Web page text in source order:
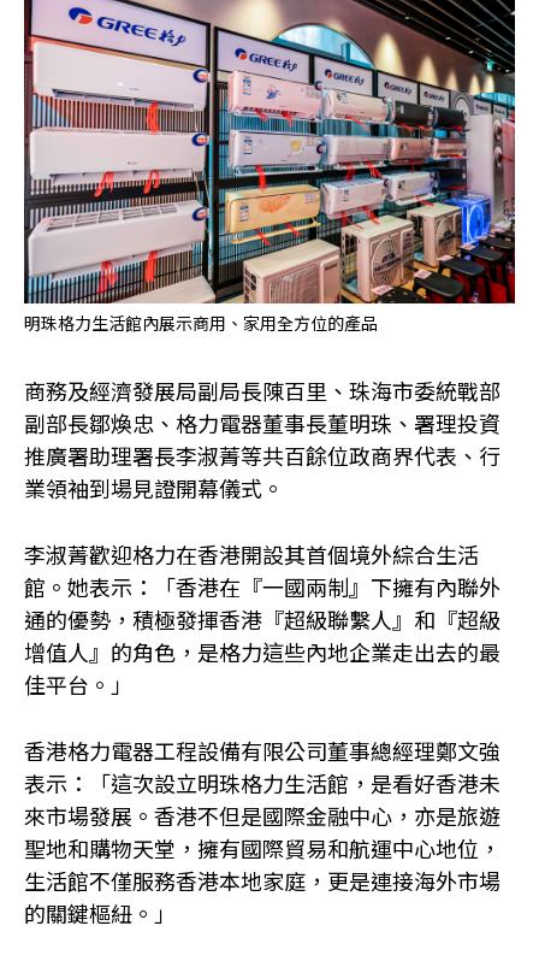
明珠格力生活館內展示商用、家用全方位的產品
商務及經濟發展局副局長陳百里、珠海市委統戰部
副部長鄒煥忠、格力電器董事長董明珠、署理投資
推廣署助理署長李淑菁等共百餘位政商界代表、行
業領袖到場見證開幕儀式。
李淑菁歡迎格力在香港開設其首個境外綜合生活
館。她表示：「香港在『一國兩制』下擁有內聯外
通的優勢，積極發揮香港『超級聯繫人』和『超級
增值人』的角色，是格力這些內地企業走出去的最
佳平台。」
香港格力電器工程設備有限公司董事總經理鄭文強
表示：「這次設立明珠格力生活館，是看好香港未
來市場發展。香港不但是國際金融中心，亦是旅遊
聖地和購物天堂，擁有國際貿易和航運中心地位，
生活館不僅服務香港本地家庭，更是連接海外市場
的關鍵樞紐。」